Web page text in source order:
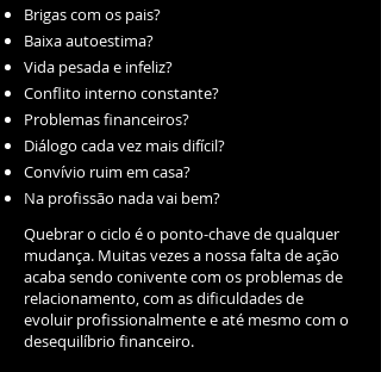
Brigas com os pais?
Baixa autoestima?
Vida pesada e infeliz?
Conflito interno constante?
Problemas financeiros?
Diálogo cada vez mais difícil?
Convívio ruim em casa?
Na profissão nada vai bem?
Quebrar o ciclo é o ponto-chave de qualquer
mudança. Muitas vezes a nossa falta de ação
acaba sendo conivente com os problemas de
relacionamento, com as dificuldades de
evoluir profissionalmente e até mesmo com o
desequilíbrio financeiro.